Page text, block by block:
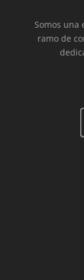
Somos una
ramo de